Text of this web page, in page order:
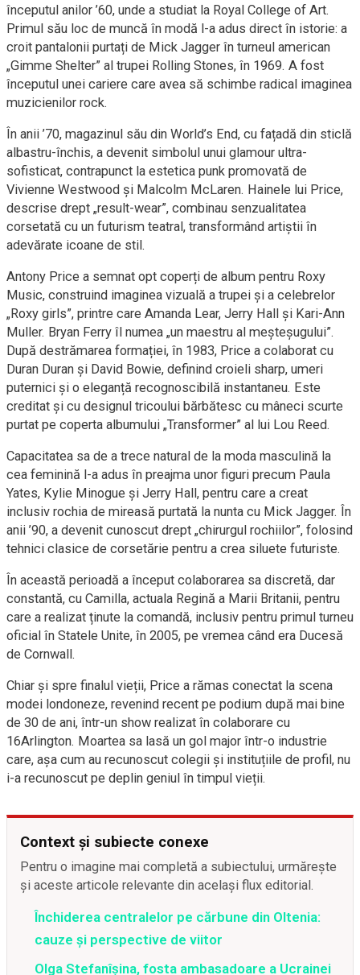
începutul anilor ’60, unde a studiat la Royal College of Art.
Primul său loc de muncă în modă l-a adus direct în istorie: a
croi­t pantalonii purtați de Mick Jagger în turneul american
„Gimme Shelter” al trupei Rolling Stones, în 1969. A fost
începutul unei cariere care avea să schimbe radical imaginea
muzicienilor rock.
În anii ’70, magazinul său din World’s End, cu fațadă din sticlă
albastru-închis, a devenit simbolul unui glamour ultra-
sofisticat, contrapunct la estetica punk promovată de
Vivienne Westwood și Malcolm McLaren. Hainele lui Price,
descrise drept „result-wear”, combinau senzualitatea
corsetată cu un futurism teatral, transformând artiștii în
adevărate icoane de stil.
Antony Price a semnat opt coperți de album pentru Roxy
Music, construind imaginea vizuală a trupei și a celebrelor
„Roxy girls”, printre care Amanda Lear, Jerry Hall și Kari-Ann
Muller. Bryan Ferry îl numea „un maestru al meșteșugului”.
După destrămarea formației, în 1983, Price a colaborat cu
Duran Duran și David Bowie, definind croieli sharp, umeri
puternici și o eleganță recognoscibilă instantaneu. Este
creditat și cu designul tricoului bărbătesc cu mâneci scurte
purtat pe coperta albumului „Transformer” al lui Lou Reed.
Capacitatea sa de a trece natural de la moda masculină la
cea feminină l-a adus în preajma unor figuri precum Paula
Yates, Kylie Minogue și Jerry Hall, pentru care a creat
inclusiv rochia de mireasă purtată la nunta cu Mick Jagger. În
anii ’90, a devenit cunoscut drept „chirurgul rochiilor”, folosind
tehnici clasice de corsetărie pentru a crea siluete futuriste.
În această perioadă a început colaborarea sa discretă, dar
constantă, cu Camilla, actuala Regină a Marii Britanii, pentru
care a realizat ținute la comandă, inclusiv pentru primul turneu
oficial în Statele Unite, în 2005, pe vremea când era Ducesă
de Cornwall.
Chiar și spre finalul vieții, Price a rămas conectat la scena
modei londoneze, revenind recent pe podium după mai bine
de 30 de ani, într-un show realizat în colaborare cu
16Arlington. Moartea sa lasă un gol major într-o industrie
care, așa cum au recunoscut colegii și instituțiile de profil, nu
i-a recunoscut pe deplin geniul în timpul vieții.
Context și subiecte conexe
Pentru o imagine mai completă a subiectului, urmărește
și aceste articole relevante din același flux editorial.
Închiderea centralelor pe cărbune din Oltenia:
cauze și perspective de viitor
Olga Stefanîşina, fosta ambasadoare a Ucrainei